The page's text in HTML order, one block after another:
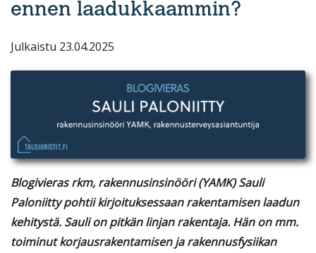
ennen laadukkaammin?
Julkaistu 23.04.2025
Blogivieras rkm, rakennusinsinööri (YAMK) Sauli
Paloniitty pohtii kirjoituksessaan rakentamisen laadun
kehitystä. Sauli on pitkän linjan rakentaja. Hän on mm.
toiminut korjausrakentamisen ja rakennusfysiikan